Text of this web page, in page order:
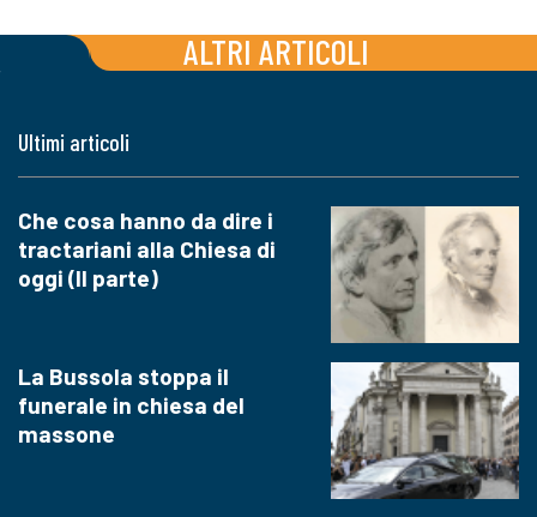
ALTRI ARTICOLI
Ultimi articoli
Che cosa hanno da dire i
tractariani alla Chiesa di
oggi (II parte)
La Bussola stoppa il
funerale in chiesa del
massone